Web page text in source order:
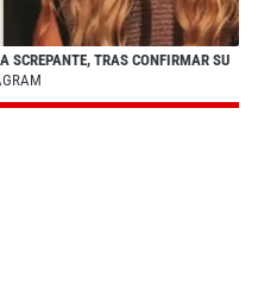
SCREPANTE, TRAS CONFIRMAR SU